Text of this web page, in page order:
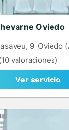
Oviedo
9, Oviedo
(10 valoraciones)
Ver servicio